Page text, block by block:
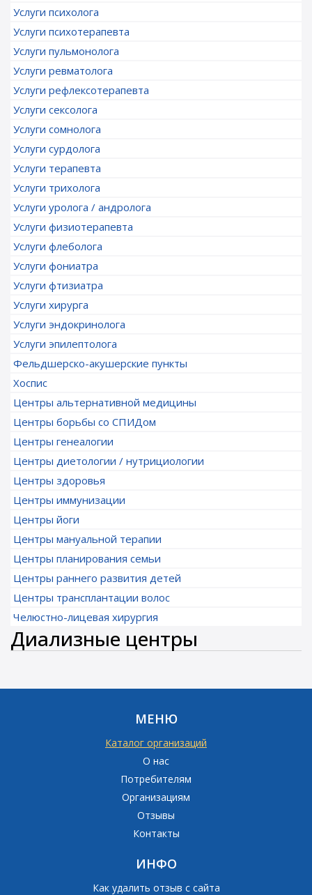
Услуги психолога
Услуги психотерапевта
Услуги пульмонолога
Услуги ревматолога
Услуги рефлексотерапевта
Услуги сексолога
Услуги сомнолога
Услуги сурдолога
Услуги терапевта
Услуги трихолога
Услуги уролога / андролога
Услуги физиотерапевта
Услуги флеболога
Услуги фониатра
Услуги фтизиатра
Услуги хирурга
Услуги эндокринолога
Услуги эпилептолога
Фельдшерско-акушерские пункты
Хоспис
Центры альтернативной медицины
Центры борьбы со СПИДом
Центры генеалогии
Центры диетологии / нутрициологии
Центры здоровья
Центры иммунизации
Центры йоги
Центры мануальной терапии
Центры планирования семьи
Центры раннего развития детей
Центры трансплантации волос
Челюстно-лицевая хирургия
Диализные центры
МЕНЮ
Каталог организаций
О нас
Потребителям
Организациям
Отзывы
Контакты
ИНФО
Как удалить отзыв с сайта